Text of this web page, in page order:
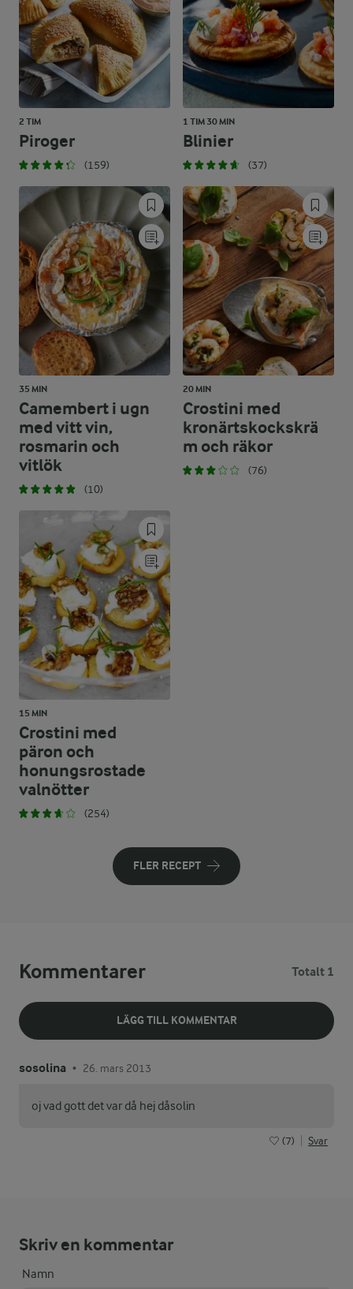
2 TIM
Piroger
(159)
1 TIM 30 MIN
Blinier
(37)
35 MIN
Camembert i ugn
med vitt vin,
rosmarin och
vitlök
(10)
20 MIN
Crostini med
kronärtskockskrä
m och räkor
(76)
15 MIN
Crostini med
päron och
honungsrostade
valnötter
(254)
FLER RECEPT
Kommentarer Totalt 1
LÄGG TILL KOMMENTAR
sosolina • 26. mars 2013
oj vad gott det var då hej dåsolin
(7) Svar
Skriv en kommentar
Namn